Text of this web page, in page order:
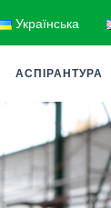
Українська
АСПІРАНТУРА